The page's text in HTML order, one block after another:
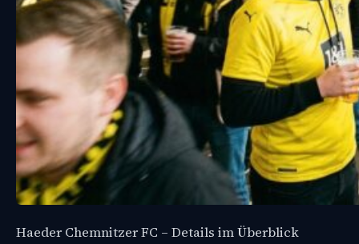
Haeder Chemnitzer FC – Details im Überblick